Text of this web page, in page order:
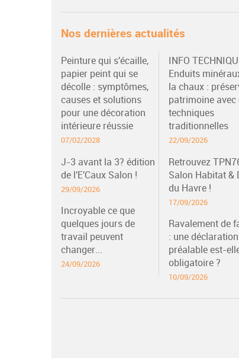
Nos dernières actualités
Peinture qui s'écaille,
papier peint qui se
décolle : symptômes,
causes et solutions
pour une décoration
intérieure réussie
07/02/2028
J-3 avant la 3? édition
de l'E'Caux Salon !
29/09/2026
Incroyable ce que
quelques jours de
travail peuvent
changer...
24/09/2026
INFO
Enduits
la chaux :
patrimoine avec
techniques
traditionnelles
22/09/2026
Retrouvez
Salon Habitat &
du Havre !
17/09/2026
Ravalement de
: une déclaration
préalable est-
obligatoire ?
10/09/2026